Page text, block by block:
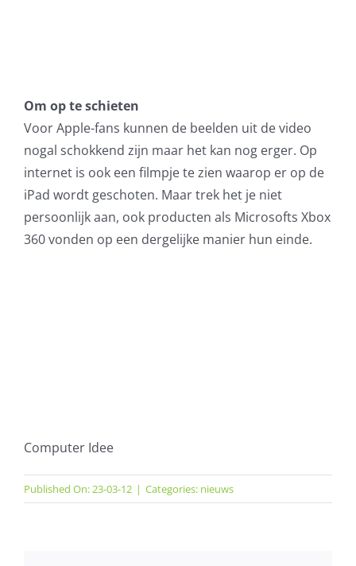
Om op te schieten
Voor Apple-fans kunnen de beelden uit de video
nogal schokkend zijn maar het kan nog erger. Op
internet is ook een filmpje te zien waarop er op de
iPad wordt geschoten. Maar trek het je niet
persoonlijk aan, ook producten als Microsofts Xbox
360 vonden op een dergelijke manier hun einde.
Computer Idee
Published On: 23-03-12 | Categories: nieuws